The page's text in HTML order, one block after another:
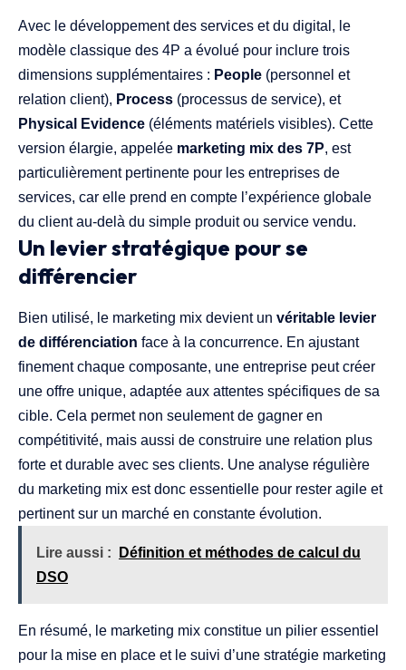
Avec le développement des services et du digital, le
modèle classique des 4P a évolué pour inclure trois
dimensions supplémentaires : People (personnel et
relation client), Process (processus de service), et
Physical Evidence (éléments matériels visibles). Cette
version élargie, appelée marketing mix des 7P, est
particulièrement pertinente pour les entreprises de
services, car elle prend en compte l’expérience globale
du client au-delà du simple produit ou service vendu.
Un levier stratégique pour se
différencier
Bien utilisé, le marketing mix devient un véritable levier
de différenciation face à la concurrence. En ajustant
finement chaque composante, une entreprise peut créer
une offre unique, adaptée aux attentes spécifiques de sa
cible. Cela permet non seulement de gagner en
compétitivité, mais aussi de construire une relation plus
forte et durable avec ses clients. Une analyse régulière
du marketing mix est donc essentielle pour rester agile et
pertinent sur un marché en constante évolution.
Lire aussi :
Définition et méthodes de calcul du
DSO
En résumé, le marketing mix constitue un pilier essentiel
pour la mise en place et le suivi d’une stratégie marketing